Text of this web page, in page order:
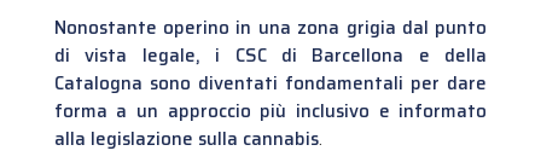
Nonostante operino in una zona grigia dal punto
di vista legale, i CSC di Barcellona e della
Catalogna sono diventati fondamentali per dare
forma a un approccio più inclusivo e informato
alla legislazione sulla cannabis.